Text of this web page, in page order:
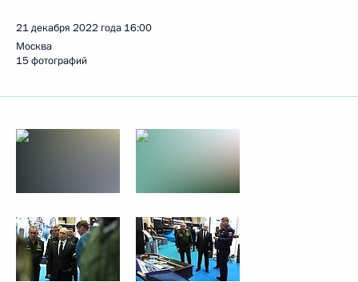
21 декабря 2022 года 16:00
Москва
15 фотографий